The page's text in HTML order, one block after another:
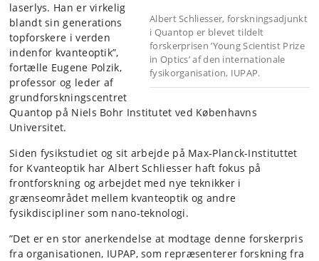
Albert Schliesser, forskningsadjunkt
i Quantop er blevet tildelt
forskerprisen ’Young Scientist Prize
in Optics’ af den internationale
fysikorganisation, IUPAP.
laserlys. Han er virkelig
blandt sin generations
topforskere i verden
indenfor kvanteoptik”,
fortælle Eugene Polzik,
professor og leder af
grundforskningscentret
Quantop på Niels Bohr Institutet ved Københavns
Universitet.
Siden fysikstudiet og sit arbejde på Max-Planck-Instituttet
for Kvanteoptik har Albert Schliesser haft fokus på
frontforskning og arbejdet med nye teknikker i
grænseområdet mellem kvanteoptik og andre
fysikdiscipliner som nano-teknologi.
”Det er en stor anerkendelse at modtage denne forskerpris
fra organisationen, IUPAP, som repræsenterer forskning fra